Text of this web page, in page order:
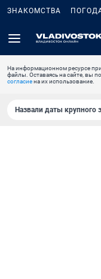
ЗНАКОМСТВА
На информационном ресурсе
файлы. Оставаясь на сайте, вы
согласиена их использование.
Назвали даты крупного